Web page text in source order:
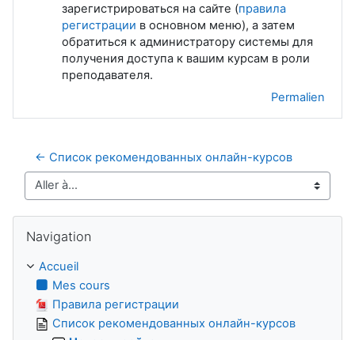
зарегистрироваться на сайте (правила
регистрации в основном меню), а затем
обратиться к администратору системы для
получения доступа к вашим курсам в роли
преподавателя.
Permalien
← Список рекомендованных онлайн-курсов
Aller à…
Navigation
Accueil
Mes cours
Правила регистрации
Список рекомендованных онлайн-курсов